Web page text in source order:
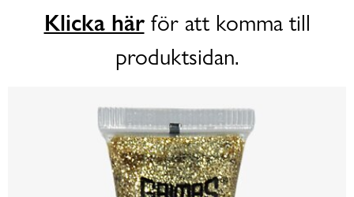
Klicka härför att komma till
produktsidan.